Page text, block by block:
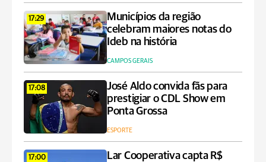
17:29
Municípios da região
celebram maiores notas do
Ideb na história
CAMPOS GERAIS
17:08
José Aldo convida fãs para
prestigiar o CDL Show em
Ponta Grossa
ESPORTE
17:00
Lar Cooperativa capta R$